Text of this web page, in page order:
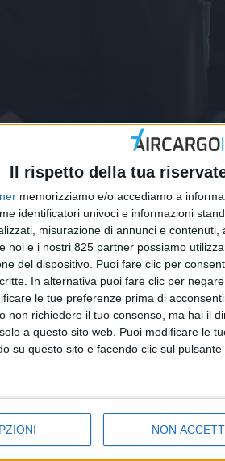
Il rispetto della tua
memorizziamo e/o accediamo a
identificatori univoci e informazioni
misurazione di annunci e
noi e i nostri 825 partner possiamo
del dispositivo. Puoi fare clic per
In alternativa puoi fare clic per
le tue preferenze prima di
non richiedere il tuo consenso, ma hai il
a questo sito web. Puoi modificare le
su questo sito e facendo clic sul
NON
italiano